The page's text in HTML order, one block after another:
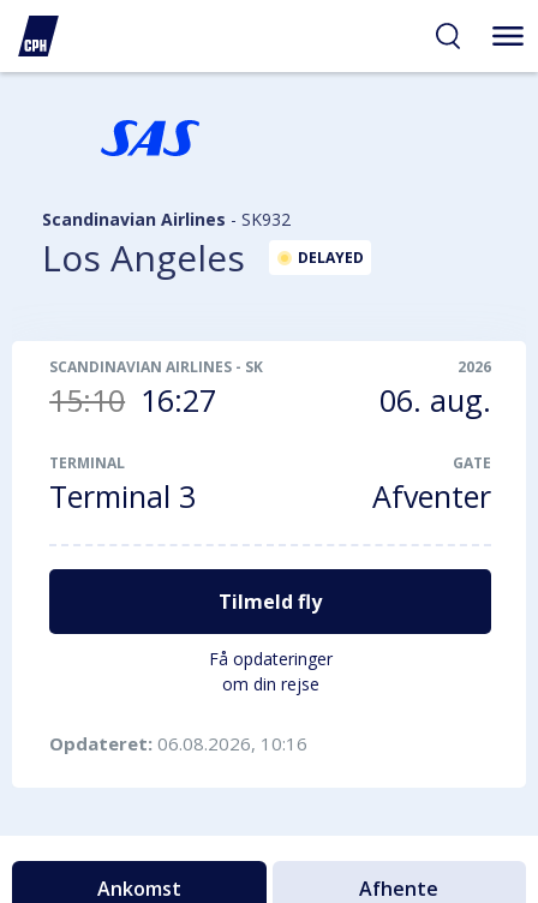
Scandinavian Airlines - SK932
Los Angeles DELAYED
SCANDINAVIAN AIRLINES - SK932
15:10 16:27
2026
06. aug.
TERMINAL
Terminal 3
GATE
Afventer
Tilmeld fly
Få opdateringer
om din rejse
Opdateret: 06.08.2026, 10:16
Ankomst Afhente